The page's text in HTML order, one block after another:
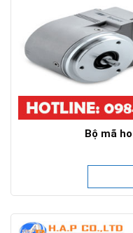
Bộ mã